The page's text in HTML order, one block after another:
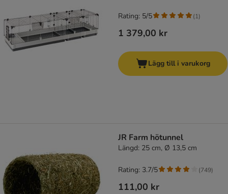
1 379,00 kr
Rating: 5/5 (1)
Lägg till i varukorg
JR Farm hötunnel
Längd: 25 cm, Ø 13,5 cm
111,00 kr
Rating: 3.7/5 (749)